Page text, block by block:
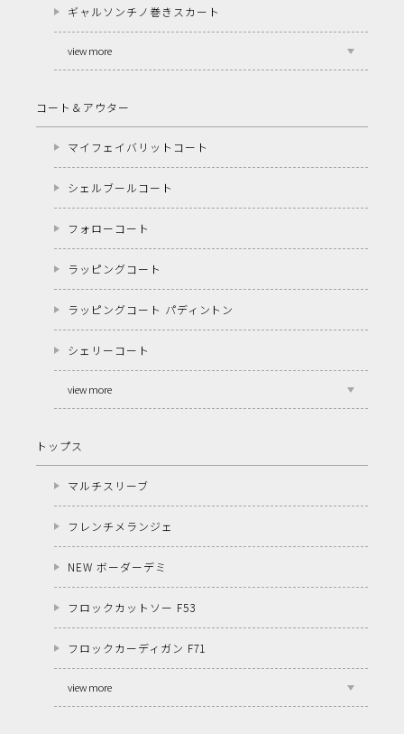
ギャルソンチノ巻きスカート
view more
コート＆アウター
マイフェイバリットコート
シェルブールコート
フォローコート
ラッピングコート
ラッピングコート パディントン
シェリーコート
view more
トップス
マルチスリーブ
フレンチメランジェ
NEW ボーダーデミ
フロックカットソー F53
フロックカーディガン F71
view more